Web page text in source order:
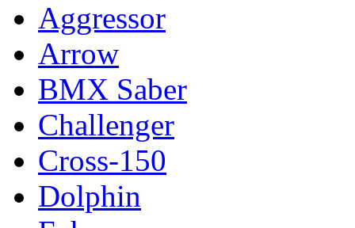
Aggressor
Arrow
BMX Saber
Challenger
Cross-150
Dolphin